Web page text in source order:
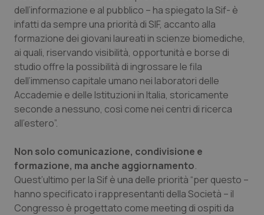
Marche
Molise
Piemonte
Provincia Autonoma di Bolzano
Puglia
Sardegna
Donna & Salute
Epatiti
HIV
Infezioni & Febbre
Malattie rare
Malattia di Crohn & Rettocolite Ulcerosa
dell’informazione e al pubblico – ha spiegato la Sif- è
infatti da sempre una priorità di SIF, accanto alla
formazione dei giovani laureati in scienze biomediche,
ai quali, riservando visibilità, opportunità e borse di
studio offre la possibilità di ingrossare le fila
dell’immenso capitale umano nei laboratori delle
Accademie e delle Istituzioni in Italia, storicamente
seconde a nessuno, così come nei centri di ricerca
all’estero”.
Non solo comunicazione, condivisione e
formazione, ma anche aggiornamento.
Quest’ultimo per la Sif è una delle priorità “per questo –
hanno specificato i rappresentanti della Società – il
Congresso è progettato come meeting di ospiti da